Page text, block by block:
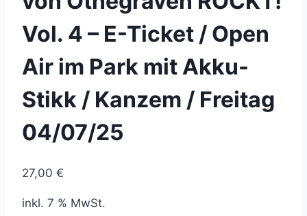
Vol. 4 – E-Ticket / Open
Air im Park mit Akku-
Stikk / Kanzem / Freitag
04/07/25
27,00 €
inkl. 7 % MwSt.